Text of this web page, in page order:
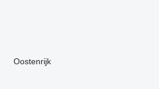
Oostenrijk